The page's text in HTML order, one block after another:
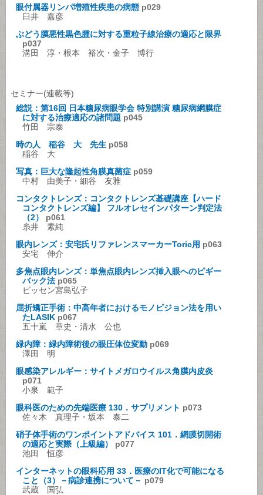
眼付属器リンパ増殖性疾患の病態 p029
臼井 嘉彦
ぶどう膜悪性黒色腫に対する重粒子線治療の適応と限界
p037
溝田 淳・根本 裕次・金子 博行
セミナー(連載等)
総説：第16回 日本糖尿病眼学会 特別講演 糖尿病網膜症
に対する治療適応の諸問題 p045
竹田 宗泰
時の人 稲谷 大 先生 p058
稲谷 大
写真：巨大な隆起性角膜真菌症 p059
中村 由美子・細谷 友雅
コンタクトレンズ：コンタクトレンズ基礎講座【ハード
コンタクトレンズ編】 フルオレセインパターン判定法
（2）
p061
糸井 素純
眼内レンズ：安宅氏リファレンスマーカーToric用 p063
安宅 伸介
多焦点眼内レンズ：単焦点眼内レンズ挿入眼へのピギー
バック法 p065
ビッセン宮島弘子
屈折矯正手術：中高年者におけるモノビジョン法を用い
たLASIK p067
五十嵐 章史・清水 公也
緑内障：緑内障術後の眼圧体位変動 p069
澤田 明
眼感染アレルギー：サイトメガロウイルス角膜内皮炎
p071
小泉 範子
眼科医のための先端医療 130．サプリメント p073
佐々木 真理子・坂本 泰二
硝子体手術のワンポイントアドバイス 101．網膜切開術
の適応と実際（上級編）
p077
池田 恒彦
インターネットの眼科応用 33．医療のIT化で可能になる
こと（3）－病診連携について－ p079
武蔵 国弘